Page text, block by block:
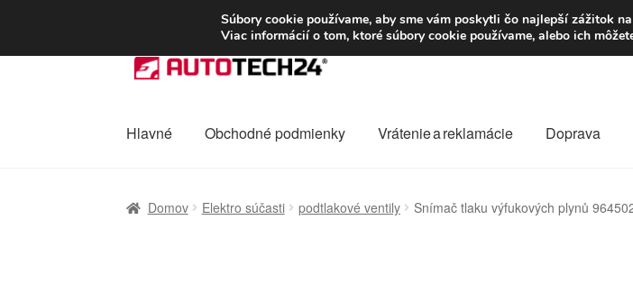
DOPRAVA od 6 EUR
Preskočiť
na
Preskočiť
na
Hlavné Obchodné podmienky Vrátenie a reklamácie Doprava
Domov Elektro súčasti podtlakové ventily Snímač tlaku výfukových plynů
Súbory cookie používame, aby sme vám poskytli čo najlepší zážitok
Viac informácií o tom, ktoré súbory cookie používame, alebo ich